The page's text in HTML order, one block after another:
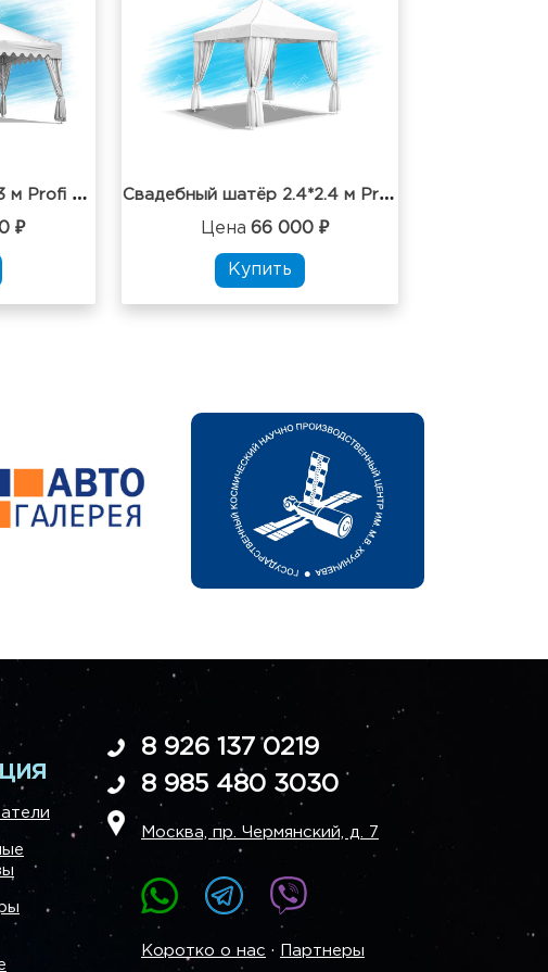
С
вадебный шатёр 2*3 м Profi Estet фриз с воланом
₽
С
вадебный шатёр 2.4*2.4 м Profi
Цена 66 000 ₽
Купить
8 926 137 0219
8 985 480 3030
Москва, пр. Чермянский, д. 7
Коротко о нас · Партнеры